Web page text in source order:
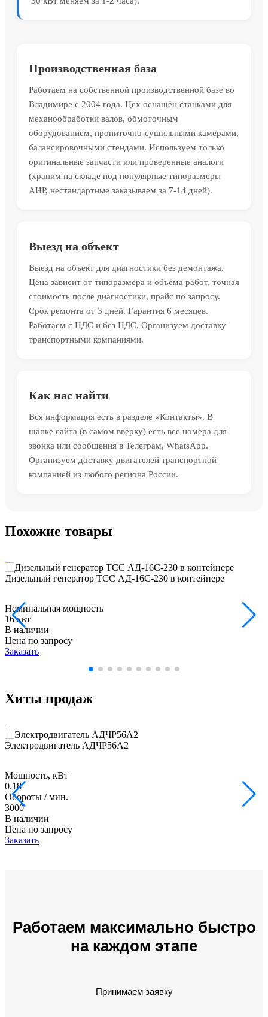
Производственная база
Работаем на собственной производственной базе во
Владимире с 2004 года. Цех оснащён станками для
механообработки валов, обмоточным
оборудованием, пропиточно-сушильными камерами,
балансировочными стендами. Используем только
оригинальные запчасти или проверенные аналоги
(храним на складе под популярные типоразмеры
АИР, нестандартные заказываем за 7-14 дней).
Выезд на объект
Выезд на объект для диагностики без демонтажа.
Цена зависит от типоразмера и объёма работ, точная
стоимость после диагностики, прайс по запросу.
Срок ремонта от 3 дней. Гарантия 6 месяцев.
Работаем с НДС и без НДС. Организуем доставку
транспортными компаниями.
Как нас найти
Вся информация есть в разделе «Контакты». В
шапке сайта (в самом вверху) есть все номера для
звонка или сообщения в Телеграм, WhatsApp.
Организуем доставку двигателей транспортной
компанией из любого региона России.
Похожие товары
Дизельный генератор ТСС АД-16С-230 в контейнере
Номинальная мощность
16 квт
В наличии
Цена по запросу
Заказать
Хиты продаж
Электродвигатель АДЧР56А2
Мощность, кВт
0.18
Обороты / мин.
3000
В наличии
Цена по запросу
Заказать
Работаем максимально быстро
на каждом этапе
Принимаем заявку